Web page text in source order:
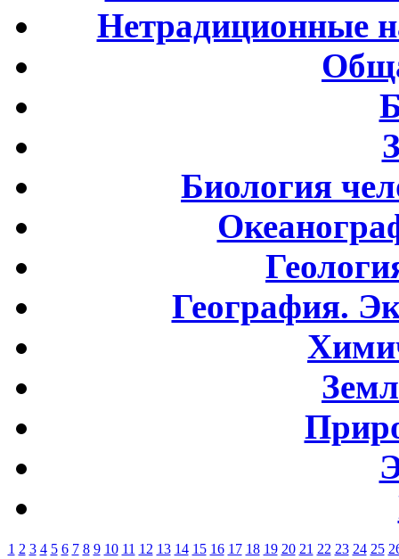
Нетрадиционные
Биология
География.
1 2 3 4 5 6 7 8 9 10 11 12 13 14 15 16 17 18 19 20 21 22 23 24 25